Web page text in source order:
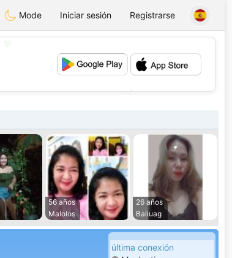
Mode Iniciar sesión Registrarse
56 años
Malolos
26 años
Baliuag
última conexión